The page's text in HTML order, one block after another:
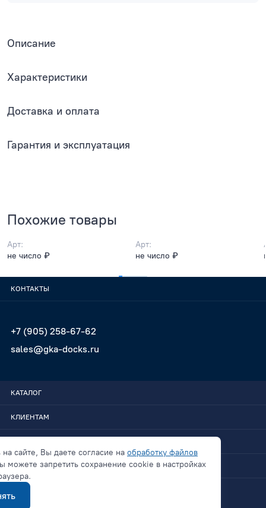
Описание
Характеристики
Доставка и оплата
Гарантия и эксплуатация
Похожие товары
Арт:
не число ₽
Арт:
не число ₽
КОНТАКТЫ
+7 (905) 258-67-62
sales@gka-docks.ru
КАТАЛОГ
КЛИЕНТАМ
СВЯЗАТЬСЯ
на сайте, Вы даете согласие на обработку файлов
можете запретить сохранение cookie в настройках